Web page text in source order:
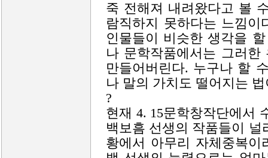
죽 전해져 내려왔다고 볼
람직하지 못하다는 느낌
인물들이 비슷한 생각을
나 문학작품에서는 그러
만들어버린다. 누구나 할
나 말의 가치도 떨어지는
?
현재 4. 15문학창작단에서
백보흠 선생의 작품들이
황에서 아무리 자체중복